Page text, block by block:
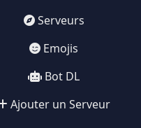
Serveurs
Emojis
Bot DL
Ajouter un Serveur